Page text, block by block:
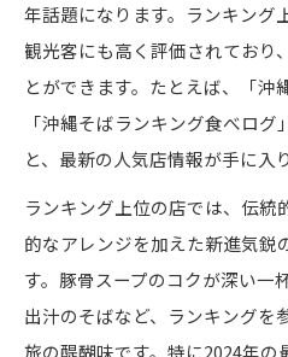
年話題になります。ランキング
観光客にも高く評価されており
とができます。たとえば、「沖
「沖縄そばランキング食べロ
と、最新の人気店情報が手に入
ランキング上位の店では、伝統
的なアレンジを加えた新進気鋭
す。豚骨スープのコクが深い一
出汁のそばなど、ランキングを
旅の醍醐味です。特に2024年